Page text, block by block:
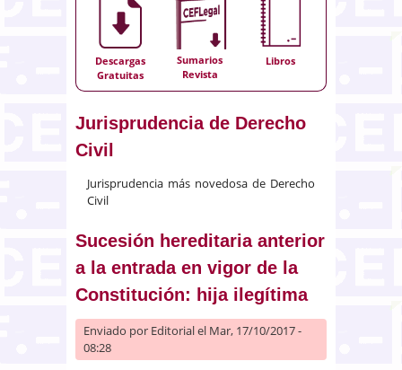
Descargas
Gratuitas
Sumarios
Revista
Libros
Jurisprudencia de Derecho
Civil
Jurisprudencia más novedosa de Derecho
Civil
Sucesión hereditaria anterior
a la entrada en vigor de la
Constitución: hija ilegítima
Enviado por Editorialel Mar, 17/10/2017 -
08:28